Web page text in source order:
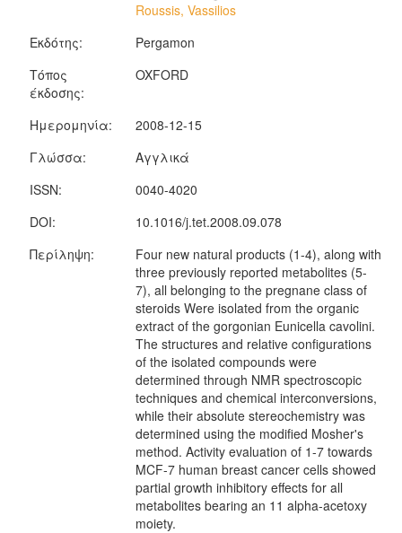
Roussis, Vassilios
Εκδότης:
Pergamon
Τόπος
έκδοσης:
OXFORD
Ημερομηνία:
2008-12-15
Γλώσσα:
Αγγλικά
ISSN:
0040-4020
DOI:
10.1016/j.tet.2008.09.078
Περίληψη:
Four new natural products (1-4), along with
three previously reported metabolites (5-
7), all belonging to the pregnane class of
steroids Were isolated from the organic
extract of the gorgonian Eunicella cavolini.
The structures and relative configurations
of the isolated compounds were
determined through NMR spectroscopic
techniques and chemical interconversions,
while their absolute stereochemistry was
determined using the modified Mosher's
method. Activity evaluation of 1-7 towards
MCF-7 human breast cancer cells showed
partial growth inhibitory effects for all
metabolites bearing an 11 alpha-acetoxy
moiety.